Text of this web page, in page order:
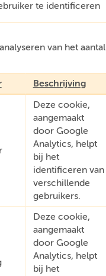
te identificeren
van het aantal
Beschrijving
Deze cookie,
aangemaakt
door Google
Analytics, helpt
bij het
identificeren van
verschillende
gebruikers.
Deze cookie,
aangemaakt
door Google
Analytics, helpt
bij het